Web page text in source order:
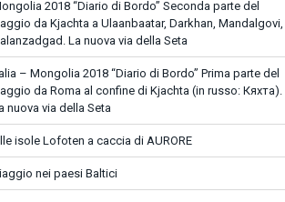
2018 “Diario di Bordo” Seconda parte del
da Kjachta a Ulaanbaatar, Darkhan, Mandalgovi,
La nuova via della Seta
– Mongolia 2018 “Diario di Bordo” Prima parte del
da Roma al confine di Kjachta (in russo: Кяхта).
nuova via della Seta
isole Lofoten a caccia di AURORE
nei paesi Baltici